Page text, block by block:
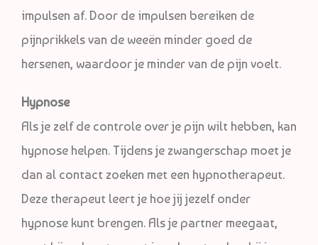
impulsen af. Door de impulsen bereiken de
pijnprikkels van de weeën minder goed de
hersenen, waardoor je minder van de pijn voelt.
Hypnose
Als je zelf de controle over je pijn wilt hebben, kan
hypnose helpen. Tijdens je zwangerschap moet je
dan al contact zoeken met een hypnotherapeut.
Deze therapeut leert je hoe jij jezelf onder
hypnose kunt brengen. Als je partner meegaat,